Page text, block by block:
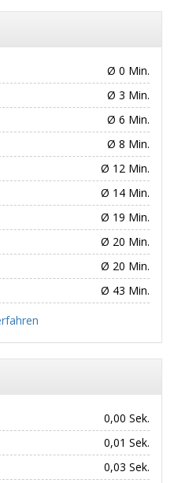
Ø 0 Min.
Ø 3 Min.
Ø 6 Min.
Ø 8 Min.
Ø 12 Min.
Ø 14 Min.
Ø 19 Min.
Ø 20 Min.
Ø 20 Min.
Ø 43 Min.
0,00 Sek.
0,01 Sek.
0,03 Sek.